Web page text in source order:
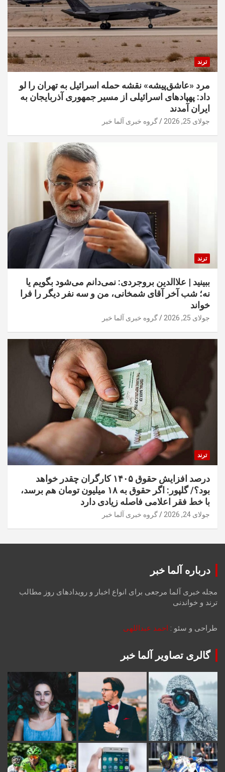
ترند
مرد «عاشق‌پیشه» نقشه حمله اسرائیل به تهران را لو
داد: پهپادهای اسرائیلی از مسیر جمهوری آذربایجان به
ایران آمدند
جولای 25, 2026 گروه خبری آلما خبر
ترند
ببینید | علاالدین بروجردی: نمی‌دانم می‌شود بگویم یا
نه؛ شب آخر آقای شمخانی، من و سه نفر دیگر را فرا
خواند
جولای 25, 2026 گروه خبری آلما خبر
ترند
درصد افزایش حقوق ۱۴۰۵ کارگران چقدر خواهد
بود؟/ گلپور: اگر حقوق به ۱۸ میلیون تومان هم برسد،
با خط فقر اعلامی فاصله زیادی دارد
جولای 24, 2026 گروه خبری آلما خبر
درباره آلما خبر
مجله خبری آلما مرجعی برای انواع اخبار و رویدادهای روز مطالب
ترند و خواندنی
طراحی و سئو : احمد عبداللهی
گالری تصاویر آلما خبر